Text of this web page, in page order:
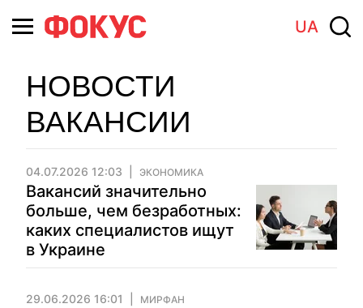
UA
НОВОСТИ
ВАКАНСИИ
04.07.2026 12:03 ЭКОНОМИКА
Вакансий значительно
больше, чем безработных:
каких специалистов ищут
в Украине
29.06.2026 16:01 МИРФАН